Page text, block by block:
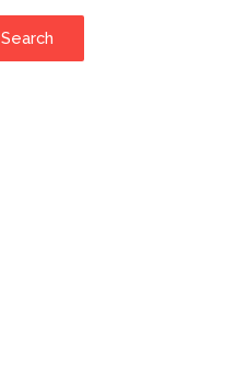
Search